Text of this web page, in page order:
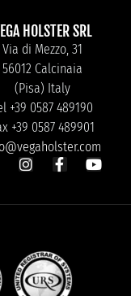
HOLSTER SRL
Via di Mezzo, 31
56012 Calcinaia
(Pisa) Italy
+39 0587 489190
+39 0587 489901